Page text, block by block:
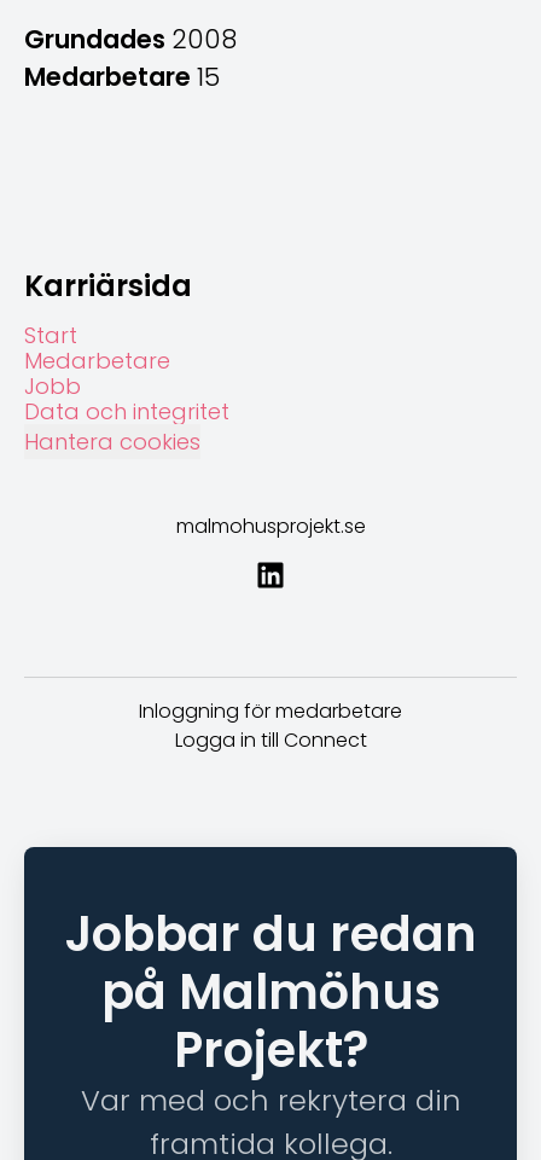
Grundades 2008
Medarbetare 15
Karriärsida
Start
Medarbetare
Jobb
Data och integritet
Hantera cookies
malmohusprojekt.se
Inloggning för medarbetare
Logga in till Connect
Jobbar du redan
på Malmöhus
Projekt?
Var med och rekrytera din
framtida kollega.